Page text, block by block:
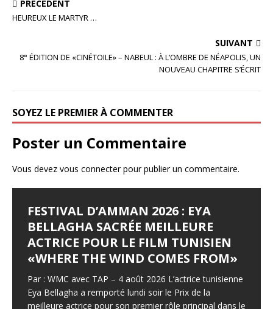
c
b
k
it
r
ta
e
PRÉCÉDENT
HEUREUX LE MARTYR …
SUIVANT
8° ÉDITION DE «CINÉTOILE» – NABEUL : À L’OMBRE DE NÉAPOLIS, UN
NOUVEAU CHAPITRE S’ÉCRIT
SOYEZ LE PREMIER À COMMENTER
Poster un Commentaire
Vous devez vous connecterpour publier un commentaire.
FESTIVAL D’AMMAN 2026 : EYA
BELLAGHA SACRÉE MEILLEURE
ACTRICE POUR LE FILM TUNISIEN
«WHERE THE WIND COMES FROM»
Par : WMC avec TAP – 4 août 2026 L’actrice tunisienne
Eya Bellagha a remporté lundi soir le Prix de la
meilleure actrice pour son premier rôle principal dans le